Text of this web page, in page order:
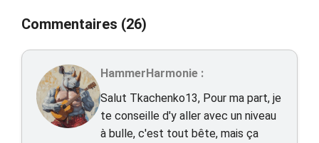
Commentaires (26)
HammerHarmonie :
Salut Tkachenko13, Pour ma part, je
te conseille d'y aller avec un niveau
à bulle, c'est tout bête, mais ça